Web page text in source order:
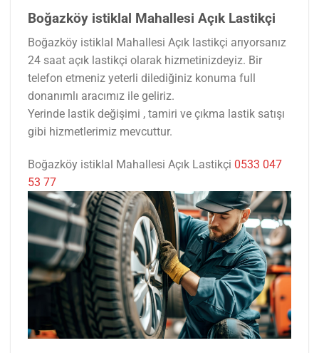
Boğazköy istiklal Mahallesi Açık Lastikçi
Boğazköy istiklal Mahallesi Açık lastikçi arıyorsanız
24 saat açık lastikçi olarak hizmetinizdeyiz. Bir
telefon etmeniz yeterli dilediğiniz konuma full
donanımlı aracımız ile geliriz.
Yerinde lastik değişimi , tamiri ve çıkma lastik satışı
gibi hizmetlerimiz mevcuttur.
Boğazköy istiklal Mahallesi Açık Lastikçi 0533 047
53 77